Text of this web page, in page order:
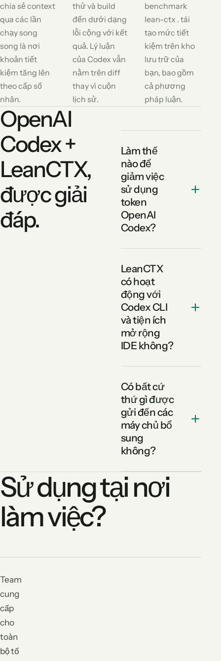
chia sẻ context
qua các lần
chạy song
song là nơi
khoản tiết
kiệm tăng lên
theo cấp số
nhân.
thử và build
đến dưới dạng
lỗi cộng với kết
quả. Lý luận
của Codex vẫn
nằm trên diff
thay vì cuộn
lịch sử.
benchmark
lean-ctx . tái
tạo mức tiết
kiệm trên kho
lưu trữ của
bạn, bao gồm
cả phương
pháp luận.
OpenAI
Codex +
LeanCTX,
được giải
đáp.
Làm thế
nào để
giảm việc
sử dụng
token
OpenAI
Codex?
LeanCTX
có hoạt
động với
Codex CLI
và tiện ích
mở rộng
IDE không?
Có bất cứ
thứ gì được
gửi đến các
máy chủ bổ
sung
không?
Sử dụng tại nơi
làm việc?
Team
cung
cấp
cho
toàn
bộ tổ